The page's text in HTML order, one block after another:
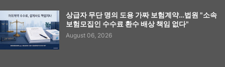
상급자 무단 명의 도용 가짜 보험계약…법원 "소속
보험모집인 수수료 환수 배상 책임 없다"
August 06, 2026